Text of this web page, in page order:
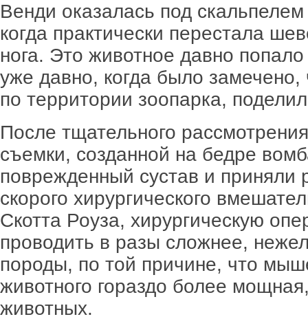
Венди оказалась под
когда практически перестала
нога. Это животное давно
уже давно, когда было замечено,
по территории зоопарка,
После тщательного
съемки, созданной на бедре
поврежденный сустав и
скорого хирургического
Скотта Роуза, хирургическую
проводить в разы сложнее,
породы, по той причине, что
животного гораздо более
животных.